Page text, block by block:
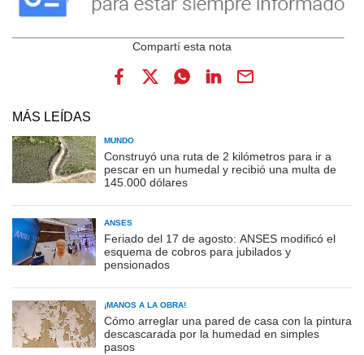
MÁS LEÍDAS
MUNDO
Construyó una ruta de 2 kilómetros para ir a
pescar en un humedal y recibió una multa de
145.000 dólares
ANSES
Feriado del 17 de agosto: ANSES modificó el
esquema de cobros para jubilados y
pensionados
¡MANOS A LA OBRA!
Cómo arreglar una pared de casa con la pintura
descascarada por la humedad en simples
pasos